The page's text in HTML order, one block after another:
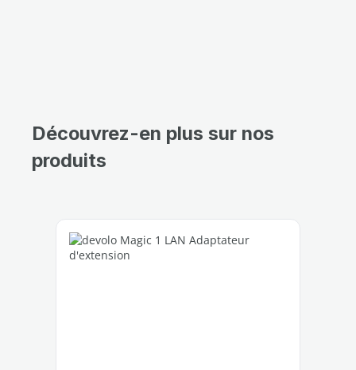
Découvrez-en plus sur nos
produits
Ignorer la galerie de produits